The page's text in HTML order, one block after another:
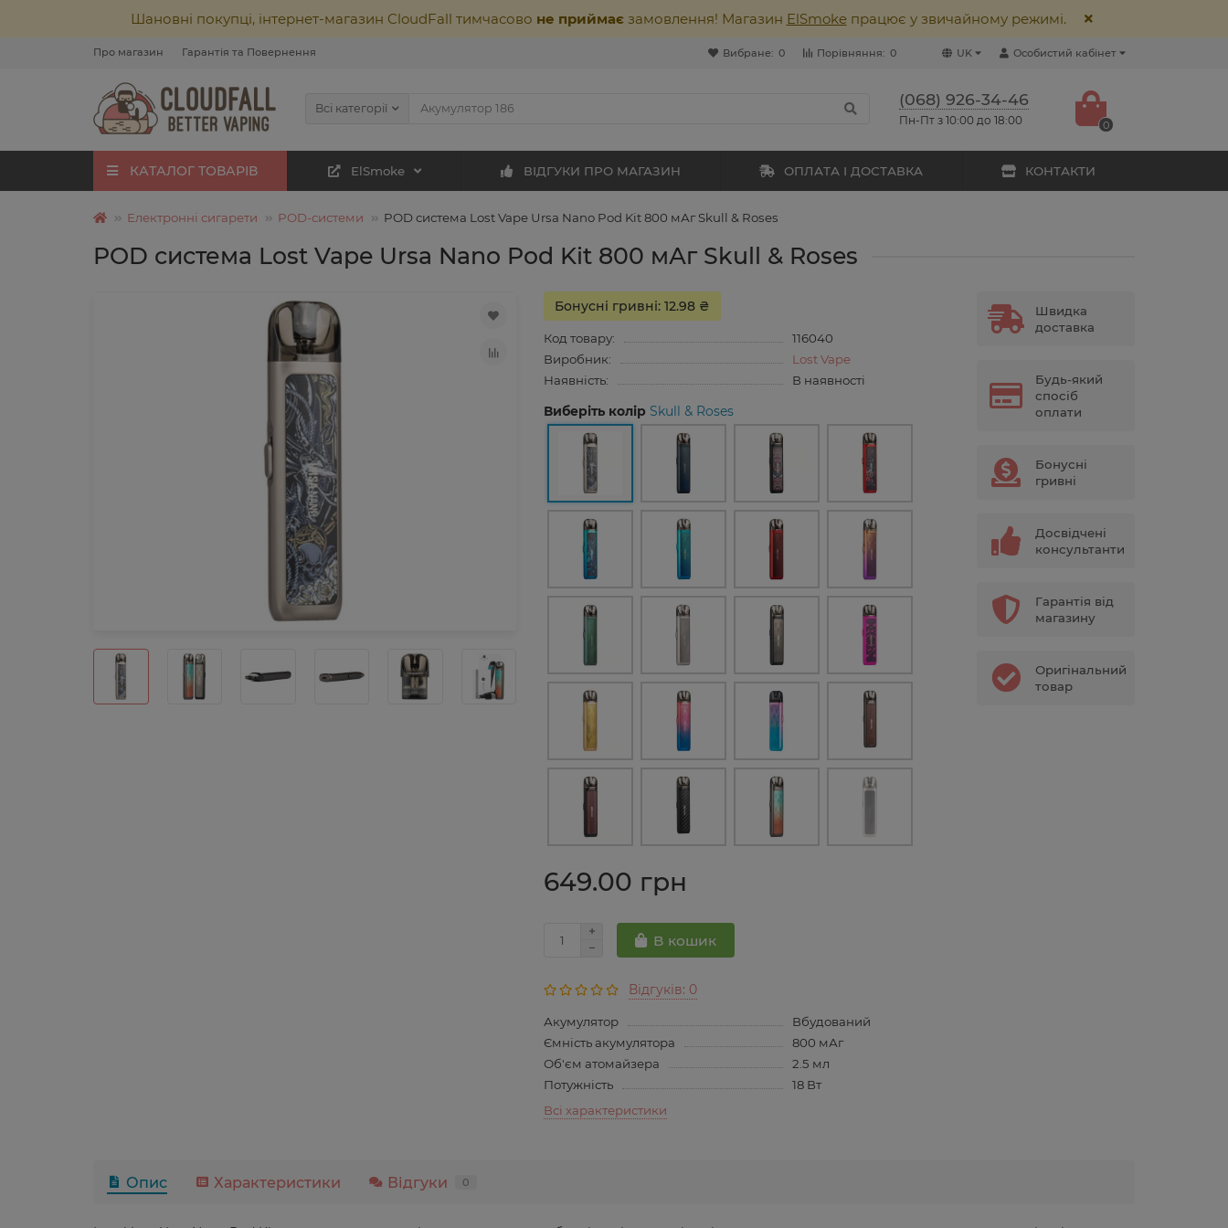
Шановні покупці, інтернет-магазин CloudFall тимчасово не приймаєзамовлення! Магазин ElSmokeпрацює у звичайному режимі.
Особистий кабінет
UK
Порівняння: 0
Вибране: 0
Про магазин Гарантія та Повернення
Всі категорії (068) 926-34-46
Пн-Пт з 10:00 до 18:00 0
КАТАЛОГ ТОВАРІВ ElSmoke ВІДГУКИ ПРО МАГАЗИН ОПЛАТА І ДОСТАВКА КОНТАКТИ
Електронні сигарети POD-системи POD система Lost Vape Ursa Nano Pod Kit 800 мАг Skull & Roses
POD система Lost Vape Ursa Nano Pod Kit 800 мАг Skull & Roses
Бонусні гривні: 12.98 ₴
Код товару:
116040
Виробник:
Lost Vape
Наявність:
В наявності
Виберіть колір Skull & Roses
649.00 грн
В кошик
Відгуків: 0
Акумулятор
Вбудований
Ємність акумулятора
800 мАг
Об'єм атомайзера
2.5 мл
Потужність
18 Вт
Всі характеристики
Швидка
доставка
Будь-який
спосіб
оплати
Бонусні
гривні
Досвідчені
консультанти
Гарантія від
магазину
Оригінальний
товар
Опис Характеристики Відгуки 0